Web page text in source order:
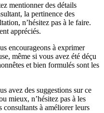
mentionner des détails
la pertinence des
n’hésitez pas à le faire.
appréciés.
encourageons à exprimer
même si vous avez été déçu
et bien formulés sont les
avez des suggestions sur ce
mieux, n’hésitez pas à les
consultants à améliorer leurs